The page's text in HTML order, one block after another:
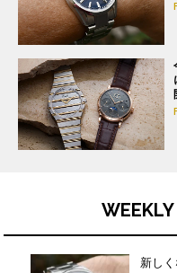
WEEKLY
新し